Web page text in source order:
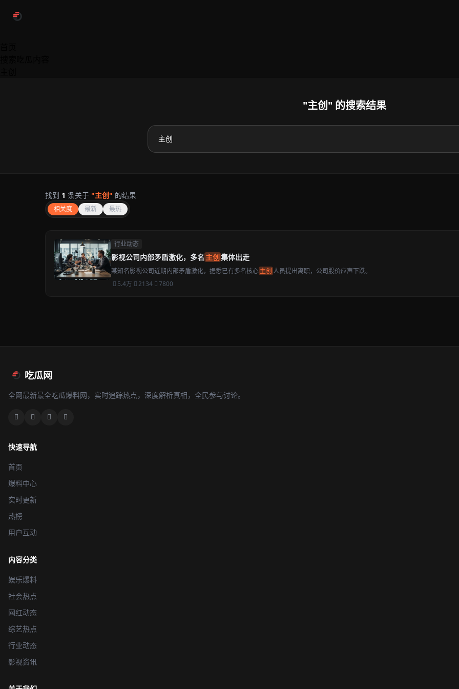
"主创" 的搜索结果
找到 1 条关于 "主创" 的结果
相关度 最新 最热
行业动态
影视公司内部矛盾激化，多名 主创集体出走
某知名影视公司近期内部矛盾激化，据悉已有多名核心主创 人员提出离职，公司股价应声下跌。
5.4万
2134 7800
吃瓜网
全网最新最全吃瓜爆料网，实时追踪热点，深度解析真相，全民参与讨论。
快速导航
首页
爆料中心
实时更新
热榜
用户互动
内容分类
娱乐爆料
社会热点
网红动态
综艺热点
行业动态
影视资讯